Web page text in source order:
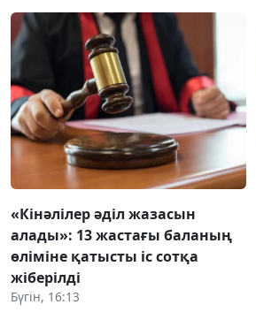
«Кінәлілер әділ жазасын
алады»: 13 жастағы баланың
өліміне қатысты іс сотқа
жіберілді
Бүгін, 16:13